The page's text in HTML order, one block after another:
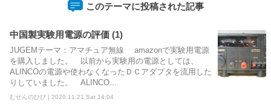
このテーマに投稿された記事
中国製実験用電源の評価 (1)
JUGEMテーマ：アマチュア無線 amazonで実験用電源
を購入しました。 以前から実験用の電源としては、
ALINCOの電源や使わなくなったＤＣアダプタを流用した
りしていました。 ALINCO...
むせんのひび | 2020.11.21 Sat 14:04